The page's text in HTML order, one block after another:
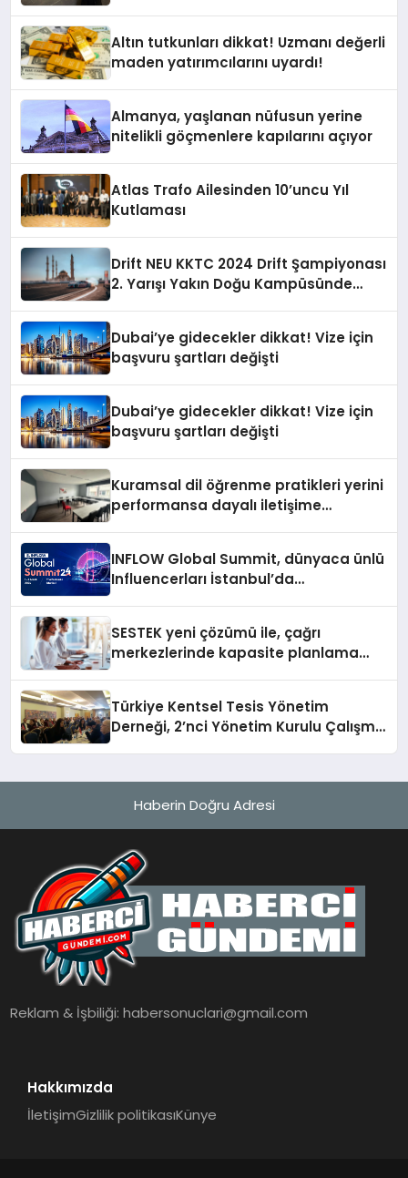
Altın tutkunları dikkat! Uzmanı değerli
maden yatırımcılarını uyardı!
Almanya, yaşlanan nüfusun yerine
nitelikli göçmenlere kapılarını açıyor
Atlas Trafo Ailesinden 10’uncu Yıl
Kutlaması
Drift NEU KKTC 2024 Drift Şampiyonası
2. Yarışı Yakın Doğu Kampüsünde
Dubai’ye gidecekler dikkat! Vize için
başvuru şartları değişti
Dubai’ye gidecekler dikkat! Vize için
başvuru şartları değişti
Kuramsal dil öğrenme pratikleri yerini
performansa dayalı iletişime
INFLOW Global Summit, dünyaca ünlü
Influencerları İstanbul’da
SESTEK yeni çözümü ile, çağrı
merkezlerinde kapasite planlama
Türkiye Kentsel Tesis Yönetim
Derneği, 2’nci Yönetim Kurulu Çalışma
Haberin Doğru Adresi
Reklam & İşbiliği:habersonuclari@gmail.com
Hakkımızda
İletişimGizlilik politikasıKünye